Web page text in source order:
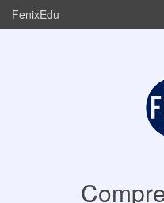
FenixEdu